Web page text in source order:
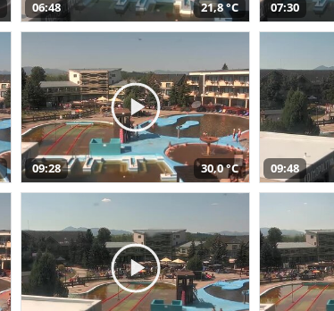
06:48 21,8 °C 07:30
09:28 30,0 °C 09:48